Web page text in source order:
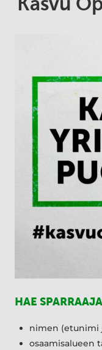
HAE
nimen (etunimi
osaamisalueen